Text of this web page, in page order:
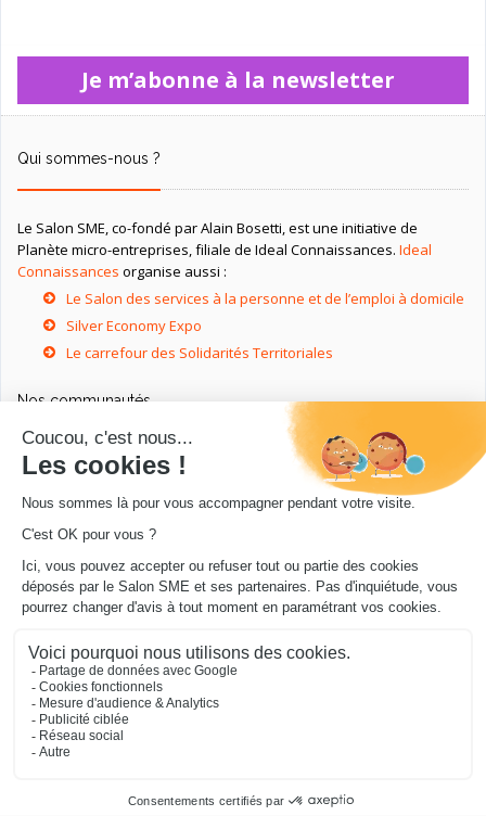
Je m’abonne à la newsletter
Qui sommes-nous ?
Le Salon SME, co-fondé par Alain Bosetti, est une initiative de
Planète micro-entreprises, filiale de Ideal Connaissances. Ideal
Connaissances organise aussi :
Le Salon des services à la personne et de l’emploi à domicile
Silver Economy Expo
Le carrefour des Solidarités Territoriales
Nos communautés
Ressources utiles
Livres utiles pour les entrepreneurs
Sites utiles pour les entrepreneurs
Conseils pour votre entreprise/microentreprise
Je m’abonne à la newsletter du blog